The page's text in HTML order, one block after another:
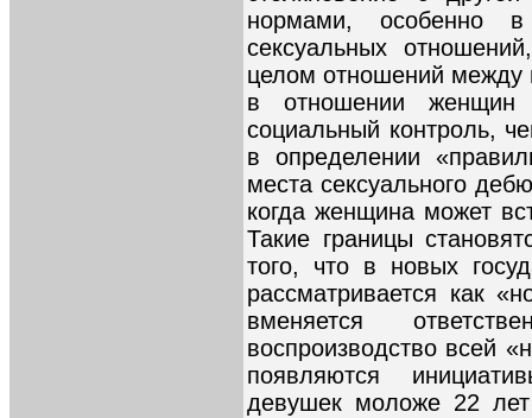
нормами, особенно
сексуальных
целом отношений
в отношении женщин
социальный контроль,
в определении
места сексуального
когда женщина может
Такие границы
того, что в новых
рассматривается как
вменяется
воспроизводство всей
появляются
девушек моложе 22 лет